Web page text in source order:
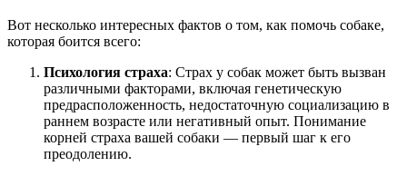
Вот несколько интересных фактов о том, как помочь собаке,
которая боится всего:
Психология страха: Страх у собак может быть вызван
различными факторами, включая генетическую
предрасположенность, недостаточную социализацию в
раннем возрасте или негативный опыт. Понимание
корней страха вашей собаки — первый шаг к его
преодолению.